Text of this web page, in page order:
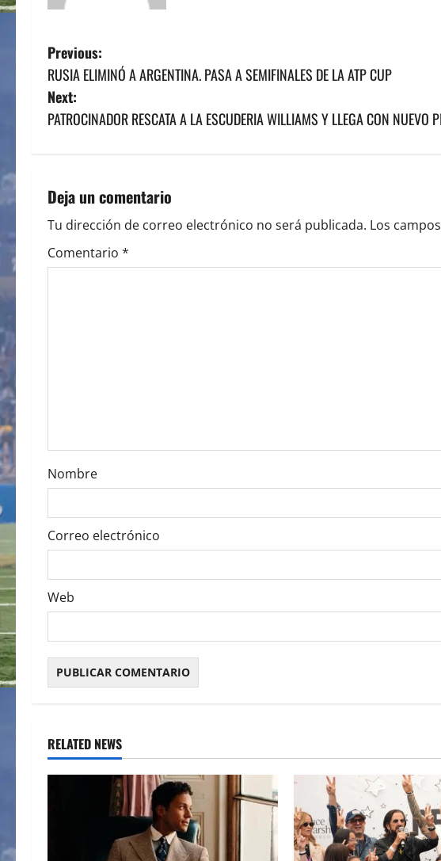
P
o
s
n
a
v
o
n
Previous:
RUSIA ELIMINÓ A ARGENTINA. PASA A SEMIFINALES DE LA ATP CUP
Next:
PATROCINADOR RESCATA A LA ESCUDERIA WILLIAMS Y LLEGA CON NUEVO
Deja un comentario
Tu dirección de correo electrónico no será publicada. Los
Comentario *
Nombre
Correo electrónico
Web
RELATED NEWS